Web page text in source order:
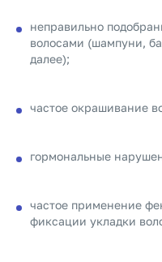
неправильно
волосами (шампуни,
далее);
частое окрашивание
гормональные
частое применение
фиксации укладки